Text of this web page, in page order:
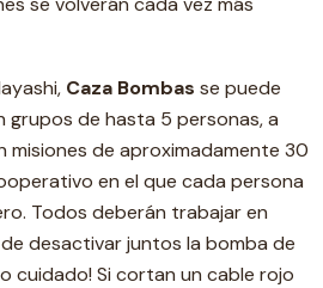
Caza Bombas se puede
grupos de hasta 5 personas, a
misiones de aproximadamente 30
en el que cada persona
Todos deberán trabajar en
desactivar juntos la bomba de
cuidado! Si cortan un cable rojo